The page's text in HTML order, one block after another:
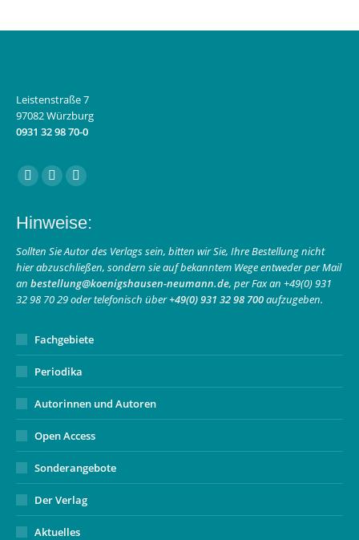
Leistenstraße 7
97082 Würzburg
0931 32 98 70-0
Finden Sie uns auf:
Facebook
opens
in
new
window
Instagram
opens
in
new
window
E-
page
opens
in
new
window
Hinweise:
Sollten Sie Autor des Verlags sein, bitten wir Sie, Ihre Bestellung nicht
hier abzuschließen, sondern sie auf bekanntem Wege entweder per Mail
an bestellung@koenigshausen-neumann.de, per Fax an +49(0) 931
32 98 70 29 oder telefonisch über+49(0) 931 32 98 700aufzugeben.
Fachgebiete
Periodika
Autorinnen und Autoren
Open Access
Sonderangebote
Der Verlag
Aktuelles